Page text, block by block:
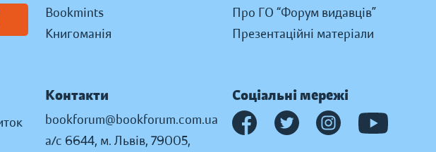
Bookmints
Книгоманія
Про ГО “Форум видавців”
Презентаційні матеріали
Контакти
bookforum@bookforum.com.ua
а/с 6644, м. Львів, 79005,
Соціальні мережі